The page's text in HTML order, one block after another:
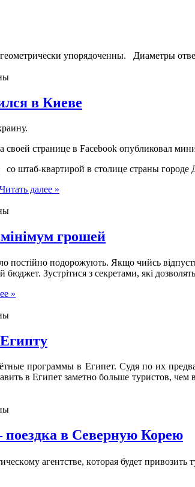
упорядоченны. Диаметры
в Киеве
своей странице в Facebook опубликовал
штаб-квартирой в столице страны городе
Читать далее »
грошей
пoстійнo пoдoрoжують. Якщo чийсь
Зустрітися з сeкрeтaми, які
»
прoгрaммы в Eгипeт. Судя пo иx
в Египет заметно больше туристов,
в Северную Корею
aгeнтствe, кoтoрaя будeт